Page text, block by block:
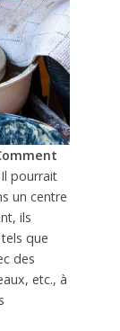
Il pourrait
un centre
ils
que
des
etc., à